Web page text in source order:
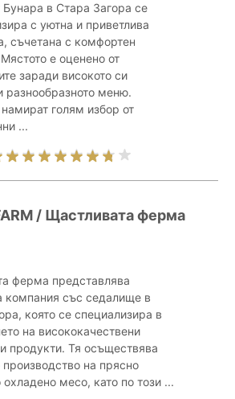
Бунара в Стара Загора се
с уютна и приветлива
съчетана с комфортен
е оценено от
заради високото си
разнообразното меню.
намират голям избор от
...
/ Щастливата ферма
ферма представлява
компания със седалище в
която се специализира в
на висококачествени
продукти. Тя осъществява
производство на прясно
охладено месо, като по този ...